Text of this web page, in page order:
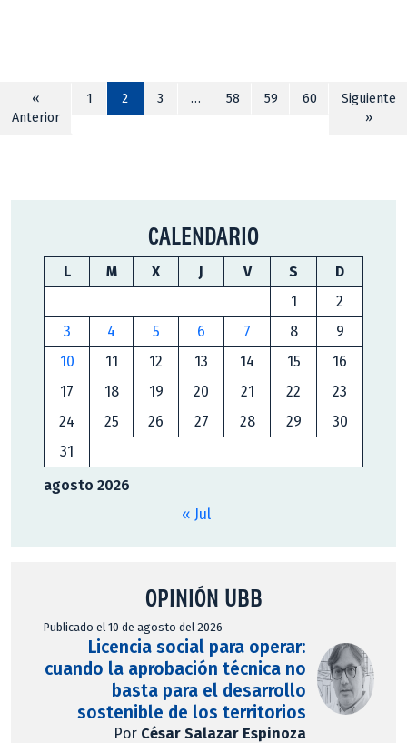
«
Anterior
1 2 3 … 58 59 60
Siguiente
»
CALENDARIO
agosto 2026
L M X J V S
D
1
2
3
4 5 6 7 8
9
10
11 12 13 14 15
16
17
18 19 20 21 22
23
24
25 26 27 28 29
30
31
« Jul
OPINIÓN UBB
Publicado el 10 de agosto del 2026
Licencia social para operar:
cuando la aprobación técnica no
basta para el desarrollo
sostenible de los territorios
Por César Salazar Espinoza